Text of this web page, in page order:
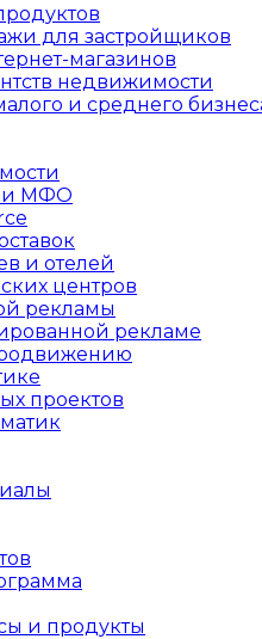
для застройщиков
магазинов
недвижимости
и среднего
и МФО
и отелей
центров
рекламы
рекламе
проектов
и продукты